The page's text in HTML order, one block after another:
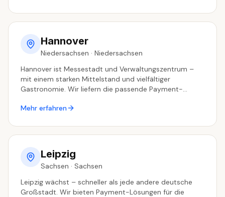
Hannover
Niedersachsen · Niedersachsen
Hannover ist Messestadt und Verwaltungszentrum –
mit einem starken Mittelstand und vielfältiger
Gastronomie. Wir liefern die passende Payment-
Mehr erfahren
Leipzig
Sachsen · Sachsen
Leipzig wächst – schneller als jede andere deutsche
Großstadt. Wir bieten Payment-Lösungen für die